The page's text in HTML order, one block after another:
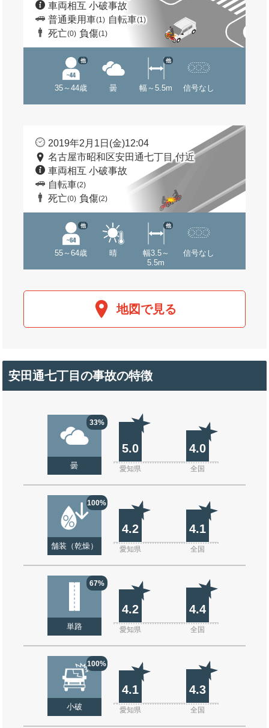
車両相互 小破事故
普通乗用車(1) 自転車(1)
死亡(0) 負傷(1)
35～44歳
他
曇 幅～5.5m
他
信号なし
2019年2月1日(金)12:04
名古屋市昭和区安田通七丁目 付近
車両相互 小破事故
自転車(2)
死亡(0) 負傷(2)
55～64歳
他
晴
幅3.5～
5.5m
他
信号なし
地図で見る
安田通七丁目の事故の特徴
33%
曇
5.0 4.0
愛知県 全国
100%
舗装（乾燥）
4.2 4.1
愛知県 全国
67%
単路
4.2 4.4
愛知県 全国
100%
小破
4.1 4.3
愛知県 全国